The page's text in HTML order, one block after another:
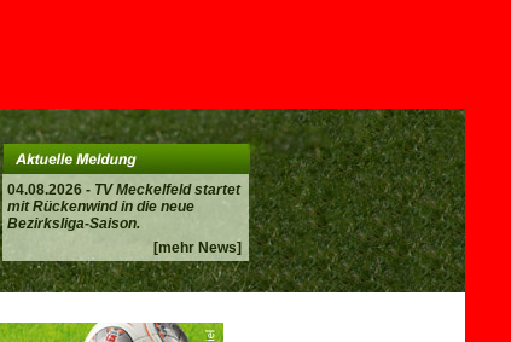
04.08.2026 - TV Meckelfeld startet
mit Rückenwind in die neue
Bezirksliga-Saison.
[mehr News]